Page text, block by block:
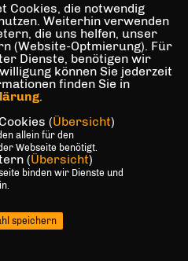
Cookies, die notwendig
Weiterhin verwenden
die uns helfen, unser
(Website-Optmierung). Für
Dienste, benötigen wir
können Sie jederzeit
finden Sie in
.
(Übersicht)
allein für den
Webseite benötigt.
(Übersicht)
binden wir Dienste und
speichern